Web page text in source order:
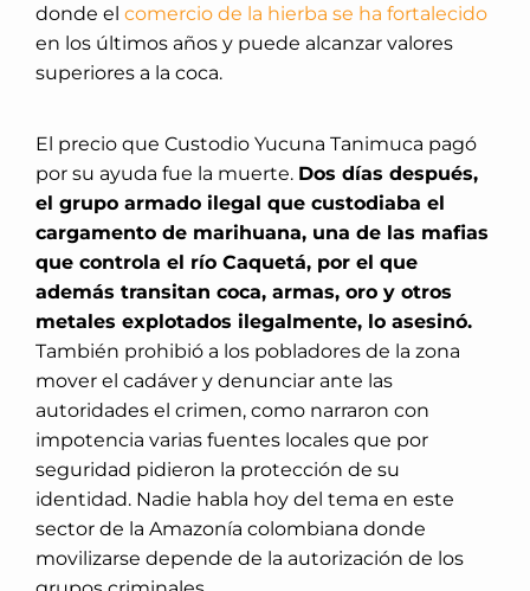
donde el comercio de la hierba se ha fortalecido
en los últimos años y puede alcanzar valores
superiores a la coca.
El precio que Custodio Yucuna Tanimuca pagó
por su ayuda fue la muerte. Dos días después,
el grupo armado ilegal que custodiaba el
cargamento de marihuana, una de las mafias
que controla el río Caquetá, por el que
además transitan coca, armas, oro y otros
metales explotados ilegalmente, lo asesinó.
También prohibió a los pobladores de la zona
mover el cadáver y denunciar ante las
autoridades el crimen, como narraron con
impotencia varias fuentes locales que por
seguridad pidieron la protección de su
identidad. Nadie habla hoy del tema en este
sector de la Amazonía colombiana donde
movilizarse depende de la autorización de los